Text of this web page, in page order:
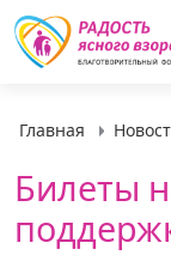
Главная
Билеты